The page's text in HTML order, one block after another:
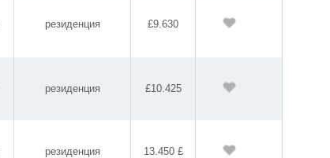
резиденция £9.630
резиденция £10.425
резиденция 13.450 £